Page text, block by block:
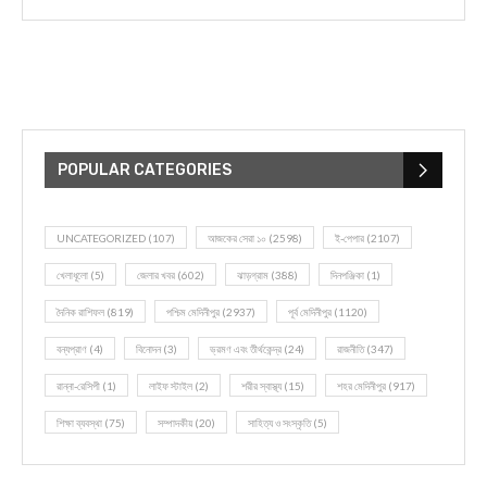
POPULAR CATEGORIES
UNCATEGORIZED (107) আজকের সেরা ১০ (2598) ই-পেপার (2107)
খেলাধূলো (5) জেলার খবর (602) ঝাড়গ্রাম (388) দিনপঞ্জিকা (1)
দৈনিক রাশিফল (819) পশ্চিম মেদিনীপুর (2937) পূর্ব মেদিনীপুর (1120)
বন্যপ্রাণ (4) বিনোদন(3) ভ্রমণ এবং তীর্থকেন্দ্র (24) রাজনীতি(347)
রান্না-রেসিপী (1) লাইফ স্টাইল (2) শরীর স্বাস্থ্য (15) শহর মেদিনীপুর (917)
শিক্ষা ব্যবস্থা (75) সম্পাদকীয় (20) সাহিত্য ও সংস্কৃতি(5)